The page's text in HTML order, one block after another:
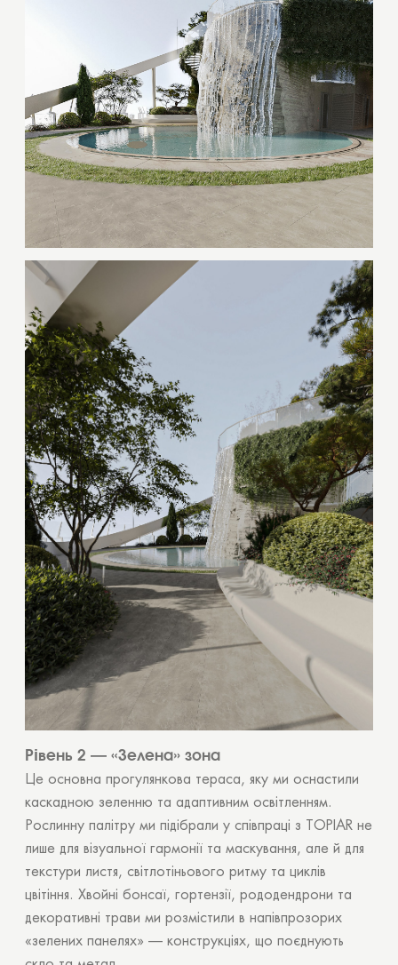
Рівень 2 — «Зелена» зона
Це основна прогулянкова тераса, яку ми оснастили
каскадною зеленню та адаптивним освітленням.
Рослинну палітру ми підібрали у співпраці з TOPIAR не
лише для візуальної гармонії та маскування, але й для
текстури листя, світлотіньового ритму та циклів
цвітіння. Хвойні бонсаї, гортензії, рододендрони та
декоративні трави ми розмістили в напівпрозорих
«зелених панелях» — конструкціях, що поєднують